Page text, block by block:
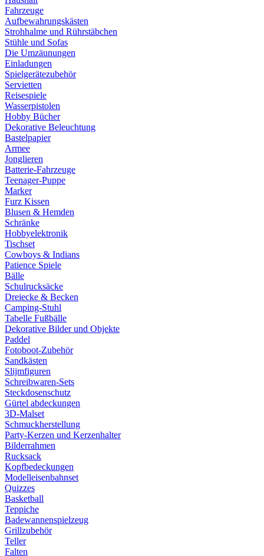
Fahrzeuge
Aufbewahrungskästen
Strohhalme und Rührstäbchen
Stühle und Sofas
Die Umzäunungen
Einladungen
Spielgerätezubehör
Servietten
Reisespiele
Wasserpistolen
Hobby Bücher
Dekorative Beleuchtung
Bastelpapier
Armee
Jonglieren
Batterie-Fahrzeuge
Teenager-Puppe
Marker
Furz Kissen
Blusen & Hemden
Schränke
Hobbyelektronik
Tischset
Cowboys & Indians
Patience Spiele
Bälle
Schulrucksäcke
Dreiecke & Becken
Camping-Stuhl
Tabelle Fußbälle
Dekorative Bilder und Objekte
Paddel
Fotoboot-Zubehör
Sandkästen
Slijmfiguren
Schreibwaren-Sets
Steckdosenschutz
Gürtel abdeckungen
3D-Malset
Schmuckherstellung
Party-Kerzen und Kerzenhalter
Bilderrahmen
Rucksack
Kopfbedeckungen
Modelleisenbahnset
Quizzes
Basketball
Teppiche
Badewannenspielzeug
Grillzubehör
Teller
Falten